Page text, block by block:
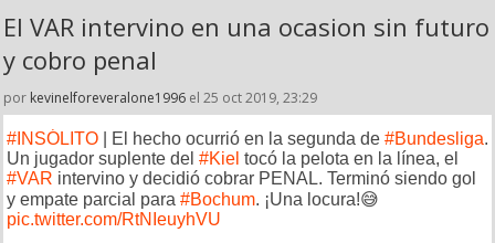
El VAR intervino en una ocasion sin futuro
y cobro penal
por kevinelforeveralone1996 el 25 oct 2019, 23:29
#INSÓLITO | El hecho ocurrió en la segunda de #Bundesliga.
Un jugador suplente del #Kiel tocó la pelota en la línea, el
#VAR intervino y decidió cobrar PENAL. Terminó siendo gol
y empate parcial para #Bochum. ¡Una locura!😅
pic.twitter.com/RtNIeuyhVU